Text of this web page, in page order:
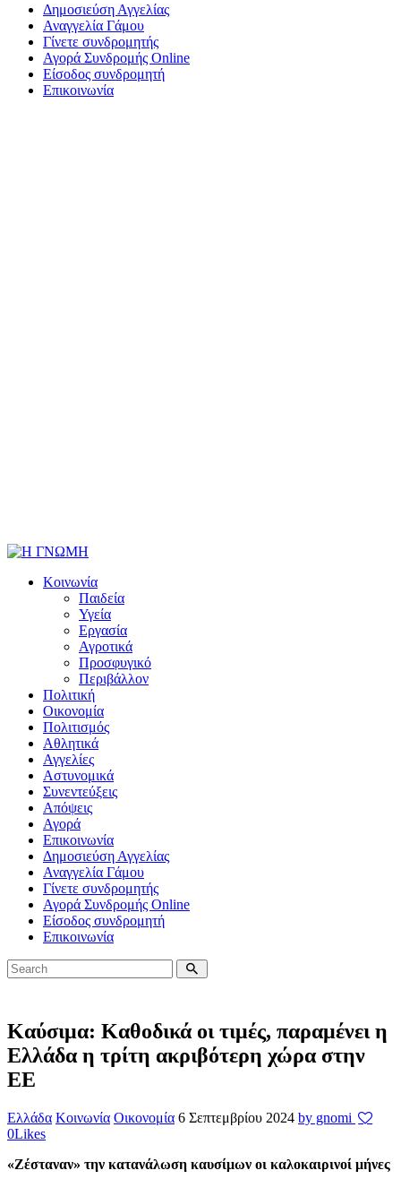
Δημοσιεύση Αγγελίας
Αναγγελία Γάμου
Γίνετε συνδρομητής
Αγορά Συνδρομής Online
Είσοδος συνδρομητή
Επικοινωνία
Κοινωνία
Παιδεία
Υγεία
Εργασία
Αγροτικά
Προσφυγικό
Περιβάλλον
Πολιτική
Οικονομία
Πολιτισμός
Αθλητικά
Αγγελίες
Αστυνομικά
Συνεντεύξεις
Απόψεις
Αγορά
Επικοινωνία
Δημοσιεύση Αγγελίας
Αναγγελία Γάμου
Γίνετε συνδρομητής
Αγορά Συνδρομής Online
Είσοδος συνδρομητή
Επικοινωνία
Καύσιμα: Καθοδικά οι τιμές, παραμένει η
Ελλάδα η τρίτη ακριβότερη χώρα στην
ΕΕ
Ελλάδα Κοινωνία Οικονομία 6 Σεπτεμβρίου 2024 by gnomi
0Likes
«Ζέσταναν» την κατανάλωση καυσίμων οι καλοκαιρινοί μήνες